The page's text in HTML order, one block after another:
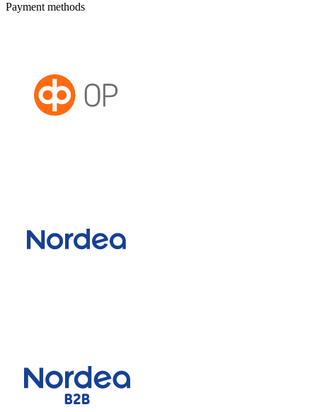
Payment methods